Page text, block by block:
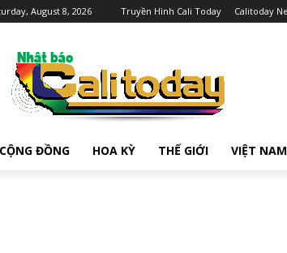
August 8, 2026 Truyền Hình Cali Today Calitoday
CỘNG ĐỒNG HOA KỲ THẾ GIỚI VIỆT NAM